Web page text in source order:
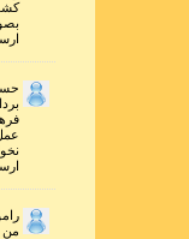
ارسال
ارسال
من